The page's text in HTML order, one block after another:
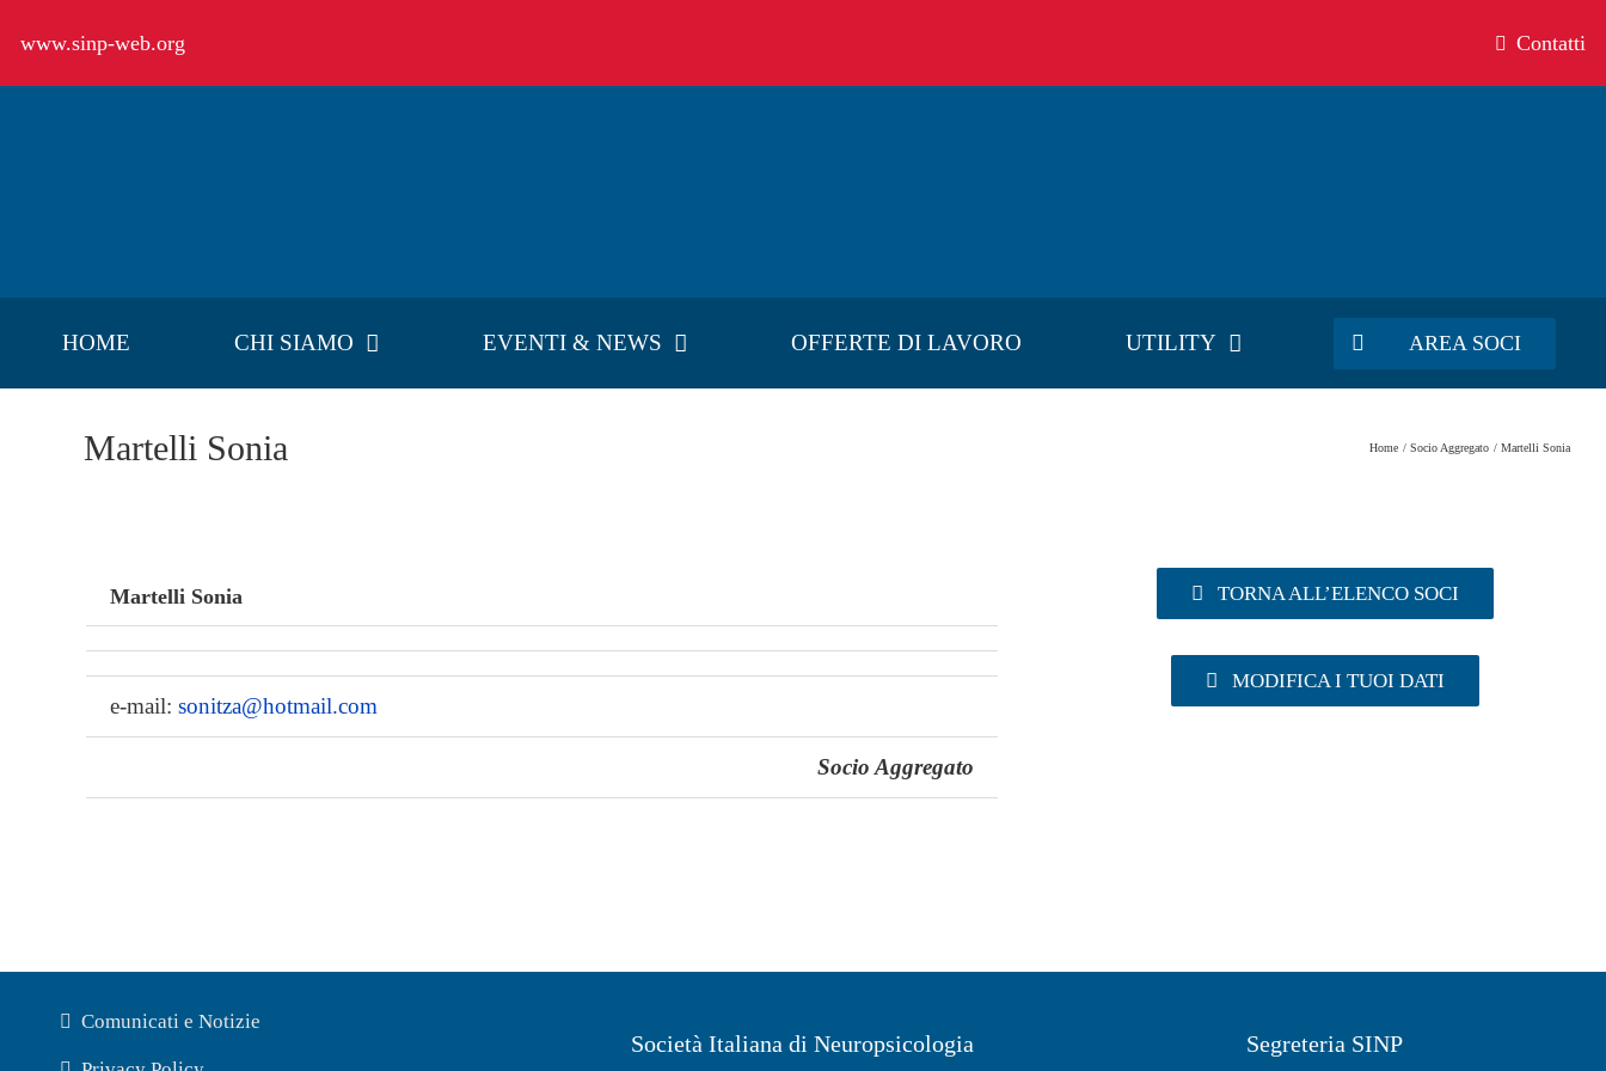
contenuto
www.sinp-web.org Contatti
HOME CHI SIAMO EVENTI & NEWS OFFERTE DI LAVORO UTILITY AREA SOCI
Martelli Sonia Home Socio Aggregato Martelli Sonia
Martelli Sonia
e-mail: sonitza@hotmail.com
Socio Aggregato
TORNA ALL’ELENCO SOCI
MODIFICA I TUOI DATI
Comunicati e Notizie
Società Italiana di Neuropsicologia Segreteria SINP